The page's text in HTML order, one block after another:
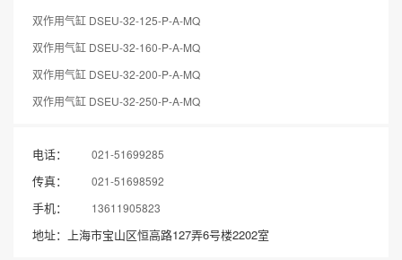
双作用气缸 DSEU-32-125-P-A-MQ
双作用气缸 DSEU-32-160-P-A-MQ
双作用气缸 DSEU-32-200-P-A-MQ
双作用气缸 DSEU-32-250-P-A-MQ
电话： 021-51699285
传真： 021-51698592
手机： 13611905823
地址：上海市宝山区恒高路127弄6号楼2202室